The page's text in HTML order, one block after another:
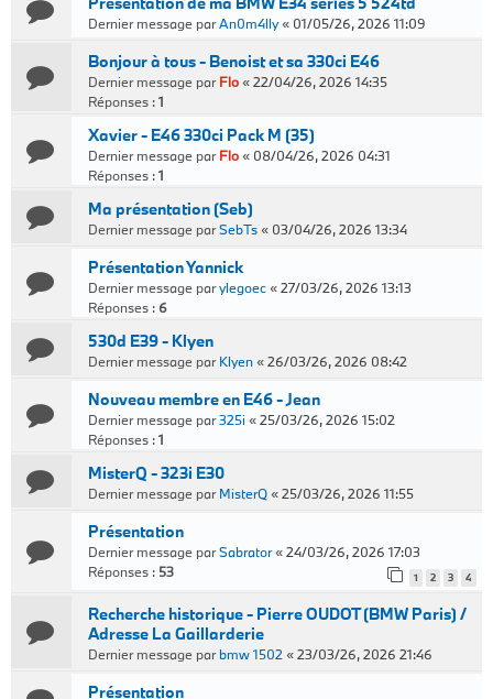
Dernier message parAn0m4lly« 01/05/26, 2026 11:09
Bonjour à tous - Benoist et sa 330ci E46
Dernier message parFlo«22/04/26, 2026 14:35
Réponses :1
Xavier - E46 330ci Pack M (35)
Dernier message parFlo« 08/04/26, 2026 04:31
Réponses :1
Ma présentation (Seb)
Dernier message parSebTs« 03/04/26, 2026 13:34
Présentation Yannick
Dernier message parylegoec«27/03/26, 2026 13:13
Réponses : 6
530d E39 - Klyen
Dernier message parKlyen«26/03/26, 2026 08:42
Nouveau membre en E46 - Jean
Dernier message par325i «25/03/26, 2026 15:02
Réponses :1
MisterQ - 323i E30
Dernier message parMisterQ«25/03/26, 2026 11:55
Présentation
Dernier message parSabrator«24/03/26, 2026 17:03
Réponses : 53 1 2 3 4
Recherche historique - Pierre OUDOT (BMW Paris) /
Adresse La Gaillarderie
Dernier message parbmw 1502 «23/03/26, 2026 21:46
Présentation